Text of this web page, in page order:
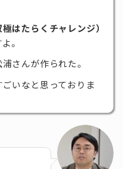
はたらくチャレンジ）
。
さんが作られた。
いなと思っておりま